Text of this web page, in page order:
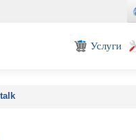
Услуги